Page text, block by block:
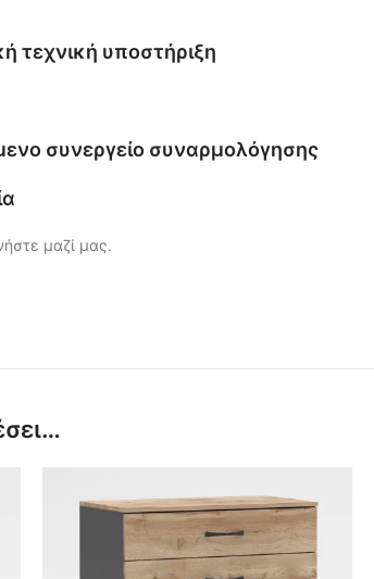
τεχνική υποστήριξη
συνεργείο συναρμολόγησης
μαζί μας.